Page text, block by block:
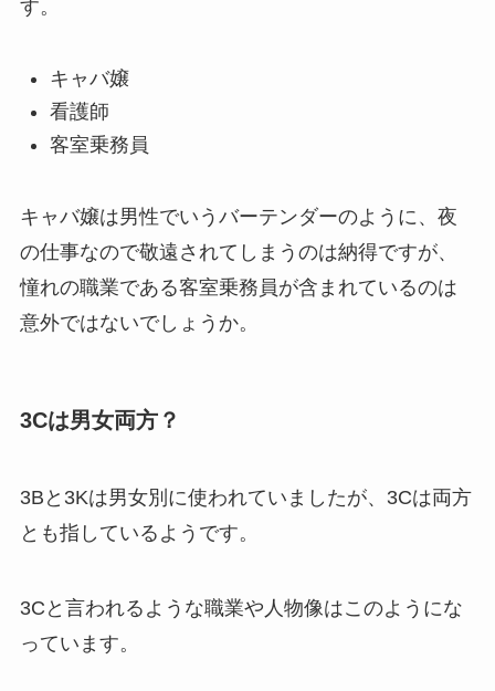
す。
キャバ嬢
看護師
客室乗務員
キャバ嬢は男性でいうバーテンダーのように、夜
の仕事なので敬遠されてしまうのは納得ですが、
憧れの職業である客室乗務員が含まれているのは
意外ではないでしょうか。
3Cは男女両方？
3Bと3Kは男女別に使われていましたが、3Cは両方
とも指しているようです。
3Cと言われるような職業や人物像はこのようにな
っています。